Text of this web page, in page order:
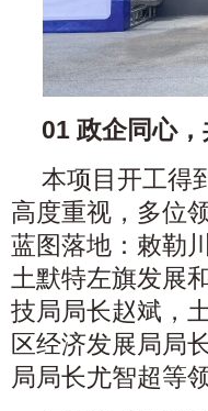
01 政企同心
本项目开工得
高度重视，多位
蓝图落地：敕勒
土默特左旗发展
技局局长赵斌，
区经济发展局局
局局长尤智超等